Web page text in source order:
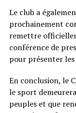
Le club a
prochainement
remettre
conférence de
pour présenter
En conclusion, le
le sport
peuples et que